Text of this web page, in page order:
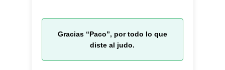
Gracias “Paco”, por todo lo que
diste al judo.